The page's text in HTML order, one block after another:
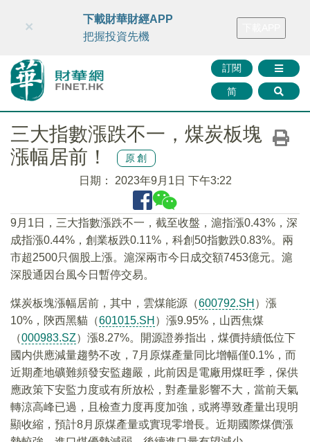
財華智庫網 FINTV FINMETA 財華證券 媒體矩陣
訂閱
简
×
下載財華財經APP
把握投資先機
三大指數漲跌不一，煤炭板塊
漲幅居前！
原創
日期： 2023年9月1日 下午3:22
9月1日，三大指數漲跌不一，截至收盤，滬指漲0.43%，深
成指漲0.44%，創業板跌0.11%，科創50指數跌0.83%。兩
市超2500只個股上漲。滬深兩市今日成交額7453億元。滬
深股通因台風今日暫停交易。
煤炭板塊漲幅居前，其中，雲煤能源（600792.SH ）漲
10%，陝西黑貓（601015.SH ）漲9.95%，山西焦煤
（000983.SZ）漲8.27%。開源證券指出，煤價持續低位下
國内供應減量趨勢不改，7月原煤產量同比增幅僅0.1%，而
近期產地礦難頻發安監趨嚴，此前因是電廠用煤旺季，保供
應政策下安監力度或有所放松，對產量影響不大，當前天氣
轉涼高峰已過，且檢查力度再度加強，或將導致產量出現明
顯收縮，預計8月原煤產量或實現零增長。近期國際煤價漲